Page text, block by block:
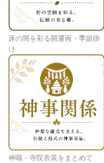
床の間を彩る開運画・季節掛
け
神職・寺院衣装をまとめて